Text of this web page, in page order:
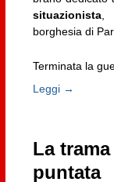
situazionista,
borghesia di
Terminata la
Leggi →
La
puntata